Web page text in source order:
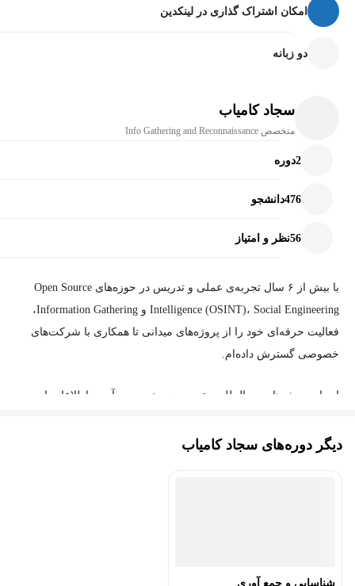
امکان اشتراک گذاری در لینکدین
دو زبانه
سجاد کامیاب
متخصص Info Gathering and Reconnaissance
2دوره
476دانشجو
56نظر و امتیاز
با بیش از ۶ سال تجربه‌ی عملی و تدریس در حوزه‌های Open Source
Intelligence (OSINT)، Social Engineering و Information Gathering،
فعالیت حرفه‌ای خود را از پروژه‌های میدانی تا همکاری با شرکت‌های
خصوصی گسترش داده‌ام.
اجرای پروژه‌های بین‌المللی متعدد در زمینه‌ی جمع‌آوری اطلاعات از
تا با آخرین متدولوژی‌های جهانی و چالش‌های واقعی این حوزه به‌خوبی
دیگر دوره‌های سجاد کامیاب
شناسایی و جمع آوری